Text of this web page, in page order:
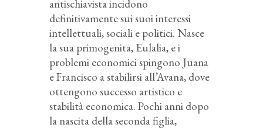
antischiavista incidono
definitivamente sui suoi interessi
intellettuali, sociali e politici. Nasce
la sua primogenita, Eulalia, e i
problemi economici spingono Juana
e Francisco a stabilirsi all’Avana, dove
ottengono successo artistico e
stabilità economica. Pochi anni dopo
la nascita della seconda figlia,